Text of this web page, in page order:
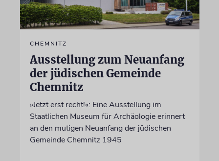
CHEMNITZ
Ausstellung zum Neuanfang
der jüdischen Gemeinde
Chemnitz
»Jetzt erst recht!«: Eine Ausstellung im
Staatlichen Museum für Archäologie erinnert
an den mutigen Neuanfang der jüdischen
Gemeinde Chemnitz 1945